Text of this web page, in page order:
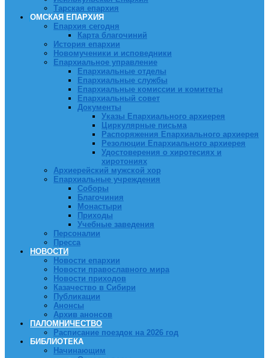
Тарская епархия
ОМСКАЯ ЕПАРХИЯ
Епархия сегодня
Карта благочиний
История епархии
Новомученики и исповедники
Епархиальное управление
Епархиальные отделы
Епархиальные службы
Епархиальные комиссии и комитеты
Епархиальный совет
Документы
Указы Епархиального архиерея
Циркулярные письма
Распоряжения Епархиального архиерея
Резолюции Епархиального архиерея
Удостоверения о хиротесиях и
хиротониях
Архиерейский мужской хор
Епархиальные учреждения
Соборы
Благочиния
Монастыри
Приходы
Учебные заведения
Персоналии
Пресса
НОВОСТИ
Новости епархии
Новости православного мира
Новости приходов
Казачество в Сибири
Публикации
Анонсы
Архив анонсов
ПАЛОМНИЧЕСТВО
Расписание поездок на 2026 год
БИБЛИОТЕКА
Начинающим